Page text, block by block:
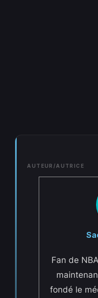
AUTEUR/AUTRICE
Fan de
fondé le